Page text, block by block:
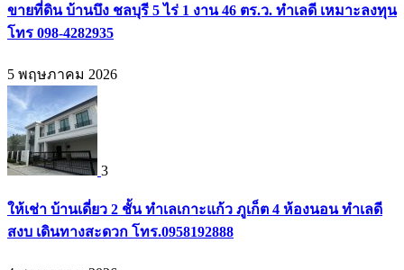
ขายที่ดิน บ้านบึง ชลบุรี 5 ไร่ 1 งาน 46 ตร.ว. ทำเลดี เหมาะลงทุน
โทร 098-4282935
5 พฤษภาคม 2026
3
ให้เช่า บ้านเดี่ยว 2 ชั้น ทำเลเกาะแก้ว ภูเก็ต 4 ห้องนอน ทำเลดี
สงบ เดินทางสะดวก โทร.0958192888